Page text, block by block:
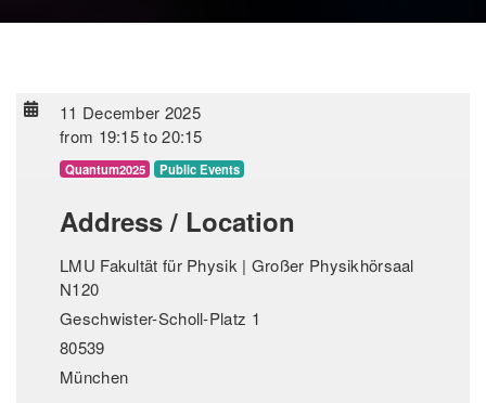
11 December 2025
from 19:15 to 20:15
Quantum2025 Public Events
Address / Location
LMU Fakultät für Physik | Großer Physikhörsaal
N120
Geschwister-Scholl-Platz 1
80539
München